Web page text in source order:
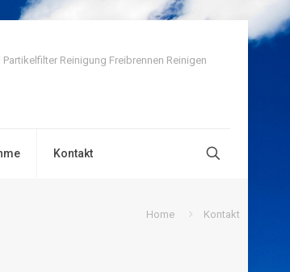
Kontakt
Partikelfilter Reinigung Freibrennen Reinigen
Home Kontakt